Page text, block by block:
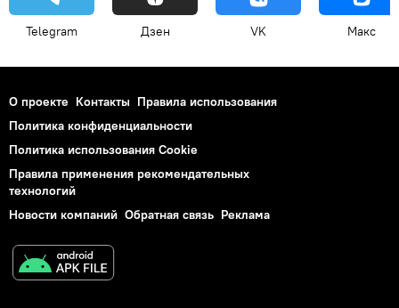
Telegram Дзен VK Макс
О проекте Контакты Правила использования
Политика конфиденциальности
Политика использования Cookie
Правила применения рекомендательных
технологий
Новости компаний Обратная связь Реклама